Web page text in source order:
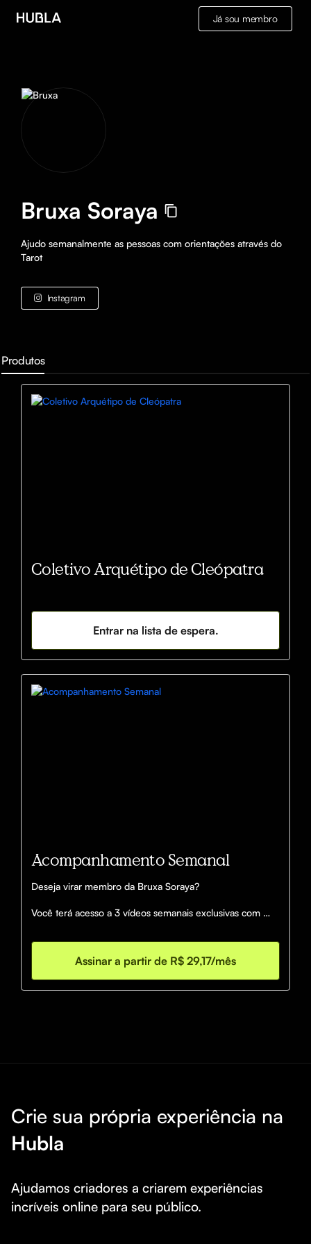
Já sou membro
Bruxa Soraya
Ajudo semanalmente as pessoas com orientações através do
Tarot
Instagram
Produtos
Coletivo Arquétipo de Cleópatra
Entrar na lista de espera.
Acompanhamento Semanal
Deseja virar membro da Bruxa Soraya?
Você terá acesso a 3 vídeos semanais exclusivas com
mais deram certo, fará parte do grupo exclusivo com
principal: Toda segunda-feira, receberá de forma
individual um resumo semanal feito através do tarot, para
poder te guiar e você conseguir tomar melhores
Assinar a partir de R$ 29,17/mês
Crie sua própria experiência na
Hubla
Ajudamos criadores a criarem experiências
incríveis online para seu público.